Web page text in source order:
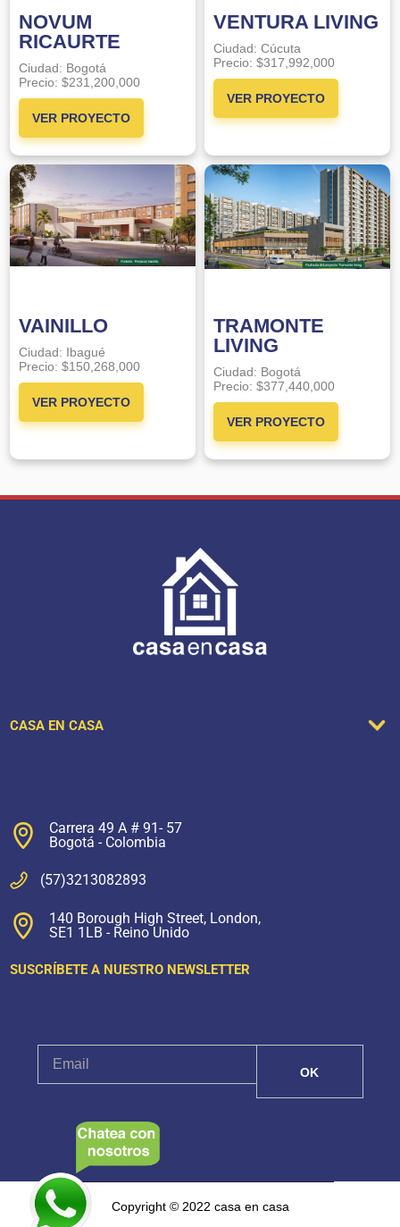
NOVUM
RICAURTE
Ciudad: Bogotá
Precio:$231,200,000
VER PROYECTO
VENTURA LIVING
Ciudad: Cúcuta
Precio: $317,992,000
VER PROYECTO
VAINILLO
Ciudad: Ibagué
Precio:$150,268,000
VER PROYECTO
TRAMONTE
LIVING
Ciudad: Bogotá
Precio: $377,440,000
VER PROYECTO
CASA EN CASA
Carrera 49 A # 91- 57
Bogotá - Colombia
(57)3213082893
140 Borough High Street, London,
SE1 1LB - Reino Unido
SUSCRÍBETE A NUESTRO NEWSLETTER
Copyright © 2022 casa en casa